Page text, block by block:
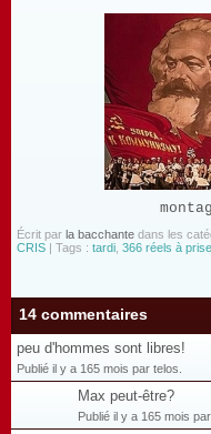
Écrit par la bacchante dans les
CRIS | Tags : tardi 366 réels à
14 commentaires
peu d'hommes sont libres!
Publié il y a 165 mois par telos.
Max peut-être?
Publié il y a 165 mois